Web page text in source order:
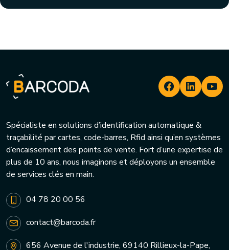
Spécialiste en solutions d’identification automatique &
traçabilité par cartes, code-barres, Rfid ainsi qu’en systèmes
d’encaissement des points de vente. Fort d’une expertise de
plus de 10 ans, nous imaginons et déployons un ensemble
de services clés en main.
04 78 20 00 56
contact@barcoda.fr
656 Avenue de l'industrie, 69140 Rillieux-la-Pape,